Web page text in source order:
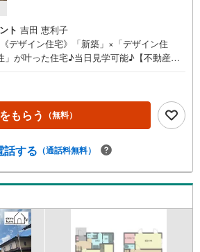
ト 吉田 恵利子
デザイン住宅》「新築」×「デザイン住
」が叶った住宅♪当日見学可能♪【不動産の
様のご都合に合わせて24時間365日サポー
宅 大分市荏隈5【3LDK】 価格（税込）
ーナス無しでも月々5.8万円台～※ローンに不
社で断られた方も是非一度ご相談ください
もらう （無料）
話する （通話料無料）